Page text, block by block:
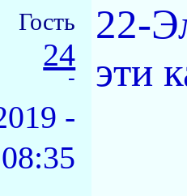
Гость
24
-
-
08:35
22-
эти